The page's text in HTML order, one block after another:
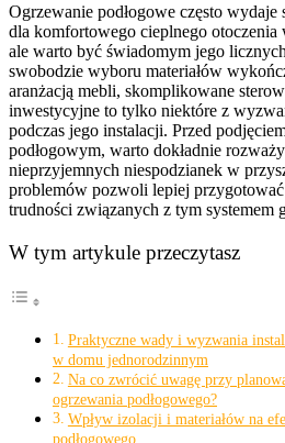
Ogrzewanie podłogowe często
dla komfortowego cieplnego
ale warto być świadomym jego
swobodzie wyboru materiałów
aranżacją mebli, skomplikowane
inwestycyjne to tylko niektóre z
podczas jego instalacji. Przed
podłogowym, warto dokładnie
nieprzyjemnych niespodzianek w
problemów pozwoli lepiej
trudności związanych z tym systemem
W tym artykule przeczytasz
Praktyczne wady i wyzwania
w domu jednorodzinnym
Na co zwrócić uwagę przy
ogrzewania podłogowego?
Wpływ izolacji i materiałów na
podłogowego